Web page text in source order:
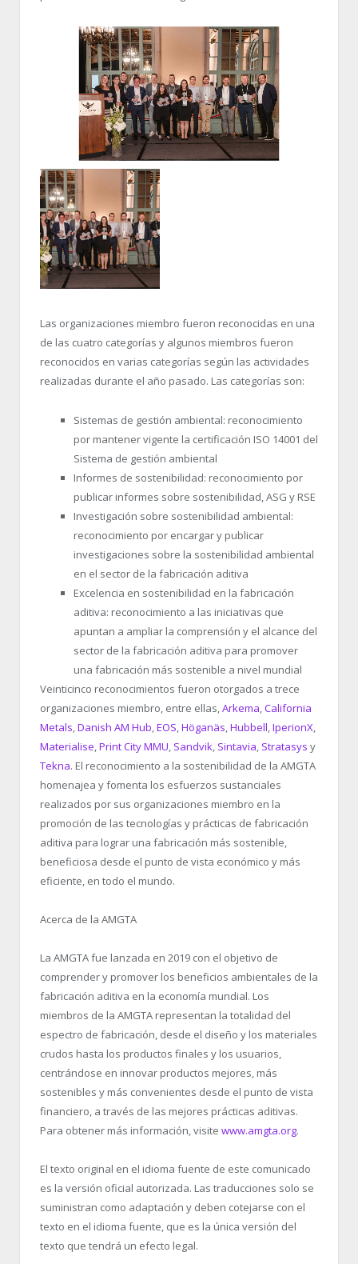
Las organizaciones miembro fueron reconocidas en una
de las cuatro categorías y algunos miembros fueron
reconocidos en varias categorías según las actividades
realizadas durante el año pasado. Las categorías son:
Sistemas de gestión ambiental: reconocimiento
por mantener vigente la certificación ISO 14001 del
Sistema de gestión ambiental
Informes de sostenibilidad: reconocimiento por
publicar informes sobre sostenibilidad, ASG y RSE
Investigación sobre sostenibilidad ambiental:
reconocimiento por encargar y publicar
investigaciones sobre la sostenibilidad ambiental
en el sector de la fabricación aditiva
Excelencia en sostenibilidad en la fabricación
aditiva: reconocimiento a las iniciativas que
apuntan a ampliar la comprensión y el alcance del
sector de la fabricación aditiva para promover
una fabricación más sostenible a nivel mundial
Veinticinco reconocimientos fueron otorgados a trece
organizaciones miembro, entre ellas, Arkema California
Metals Danish AM Hub EOS Höganäs Hubbell IperionX
Materialise Print City MMU Sandvik Sintavia Stratasys y
Tekna. El reconocimiento a la sostenibilidad de la AMGTA
homenajea y fomenta los esfuerzos sustanciales
realizados por sus organizaciones miembro en la
promoción de las tecnologías y prácticas de fabricación
aditiva para lograr una fabricación más sostenible,
beneficiosa desde el punto de vista económico y más
eficiente, en todo el mundo.
Acerca de la AMGTA
La AMGTA fue lanzada en 2019 con el objetivo de
comprender y promover los beneficios ambientales de la
fabricación aditiva en la economía mundial. Los
miembros de la AMGTA representan la totalidad del
espectro de fabricación, desde el diseño y los materiales
crudos hasta los productos finales y los usuarios,
centrándose en innovar productos mejores, más
sostenibles y más convenientes desde el punto de vista
financiero, a través de las mejores prácticas aditivas.
Para obtener más información, visite www.amgta.org.
El texto original en el idioma fuente de este comunicado
es la versión oficial autorizada. Las traducciones solo se
suministran como adaptación y deben cotejarse con el
texto en el idioma fuente, que es la única versión del
texto que tendrá un efecto legal.